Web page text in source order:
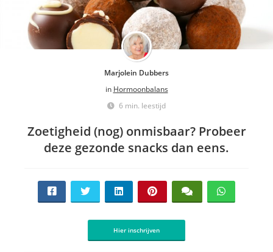
Marjolein Dubbers
in Hormoonbalans
6 min. leestijd
Zoetigheid (nog) onmisbaar? Probeer
deze gezonde snacks dan eens.
Hier inschrijven